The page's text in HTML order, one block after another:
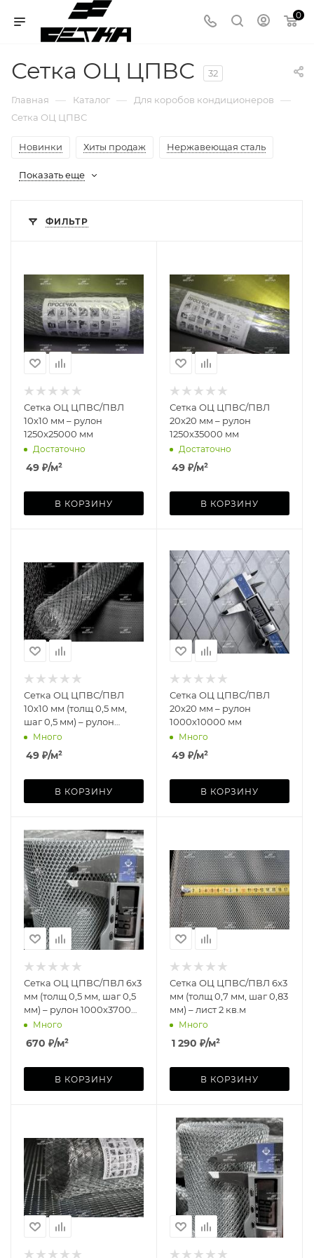
0
Сетка ОЦ ЦПВС 32
Главная — Каталог — Для коробов кондиционеров —
Сетка ОЦ ЦПВС
Новинки Хиты продаж Нержавеющая сталь
Показать еще
ФИЛЬТР
Сетка ОЦ ЦПВС/ПВЛ
10х10 мм – рулон
1250х25000 мм
Достаточно
49 ₽/м²
В КОРЗИНУ
Сетка ОЦ ЦПВС/ПВЛ
20х20 мм – рулон
1250х35000 мм
Достаточно
49 ₽/м²
В КОРЗИНУ
Сетка ОЦ ЦПВС/ПВЛ
10х10 мм (толщ 0,5 мм,
шаг 0,5 мм) – рулон
1000х10000 мм
Много
49 ₽/м²
В КОРЗИНУ
Сетка ОЦ ЦПВС/ПВЛ
20х20 мм – рулон
1000х10000 мм
Много
49 ₽/м²
В КОРЗИНУ
Сетка ОЦ ЦПВС/ПВЛ 6х3
мм (толщ 0,5 мм, шаг 0,5
мм) – рулон 1000х3700
ммМного
670 ₽/м²
В КОРЗИНУ
Сетка ОЦ ЦПВС/ПВЛ 6х3
мм (толщ 0,7 мм, шаг 0,83
мм) – лист 2 кв.м
Много
1 290 ₽/м²
В КОРЗИНУ